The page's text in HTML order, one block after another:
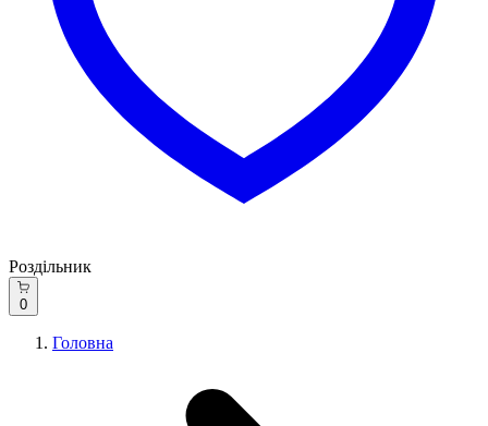
Роздільник
0
Головна